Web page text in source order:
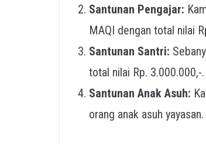
Santunan Pengajar:
MAQI dengan total nilai
Santunan Santri:
total nilai Rp. 3.000.000,-.
Santunan Anak Asuh:
orang anak asuh yayasan.